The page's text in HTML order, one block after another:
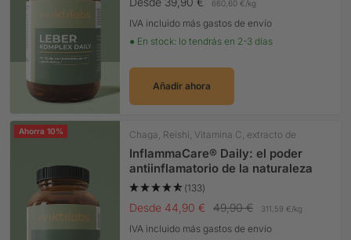
660,60 €/kg
IVA incluido más gastos de envío
● En stock: lo tendrás en 2-3 días
Añadir ahora
Ahorra 10%
Chaga, Reishi, Vitamina C, extracto de
InflammaCare® Daily: el poder
antiinflamatorio de la naturaleza
(133)
Precio Oferta
Desde 44,90 € Precio normal
49,90 € 311,59 €/kg
IVA incluido más gastos de envío